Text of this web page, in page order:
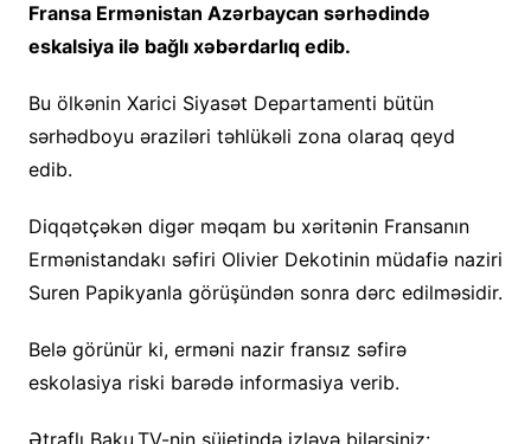
Fransa Ermənistan Azərbaycan sərhədində
eskalsiya ilə bağlı xəbərdarlıq edib.
Bu ölkənin Xarici Siyasət Departamenti bütün
sərhədboyu əraziləri təhlükəli zona olaraq qeyd
edib.
Diqqətçəkən digər məqam bu xəritənin Fransanın
Ermənistandakı səfiri Olivier Dekotinin müdafiə naziri
Suren Papikyanla görüşündən sonra dərc edilməsidir.
Belə görünür ki, erməni nazir fransız səfirə
eskolasiya riski barədə informasiya verib.
Ətraflı Baku.TV-nin süjetində izləyə bilərsiniz: